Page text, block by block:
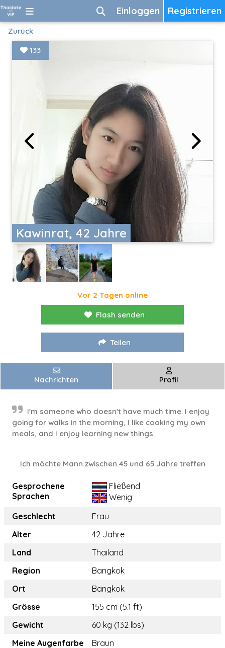
Registrieren
Einloggen
Zurück
Kawinrat, 42 Jahre
133
Vor 2 Tagen online
Flash senden
Teilen
Nachrichten Profil
I'm someone who doesn't have much time. I enjoy
going for walks in the morning, I like cooking my own
meals, and I enjoy learning new things.
Ich möchte Mann zwischen 45 und 65 Jahre treffen
Gesprochene
Sprachen
Fließend
Wenig
Geschlecht
Frau
Alter
42 Jahre
Land
Thailand
Region
Bangkok
Ort
Bangkok
Grösse
155 cm (5.1 ft)
Gewicht
60 kg (132 lbs)
Meine Augenfarbe
Braun